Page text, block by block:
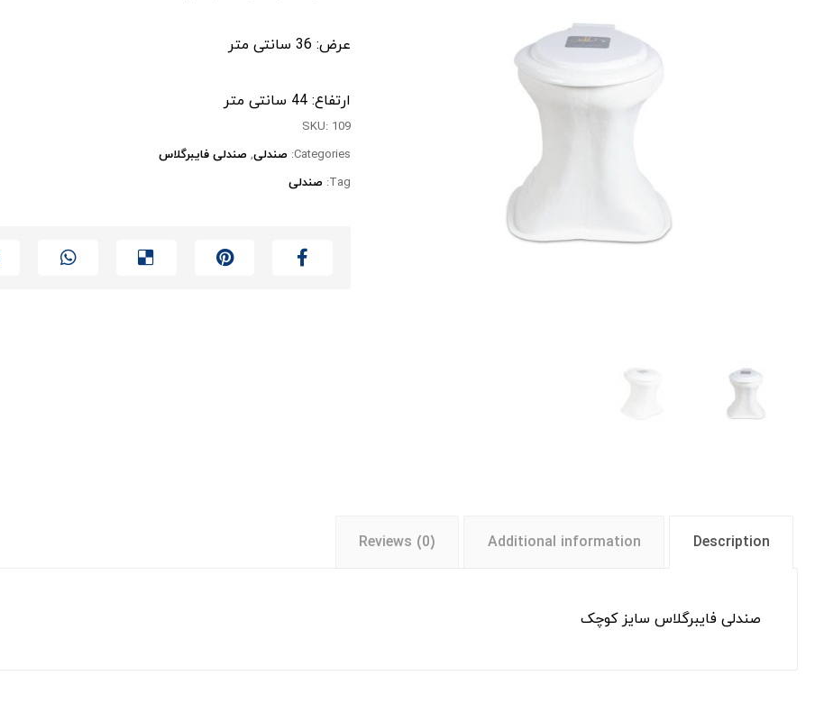
عرض: 36 سانتی متر
ارتفاع: 44 سانتی متر
SKU: 109
Categories: صندلی, صندلی فایبرگلاس
Tag: صندلی
Description
Additional information
Reviews (0)
صندلی فایبرگلاس سایز کوچک